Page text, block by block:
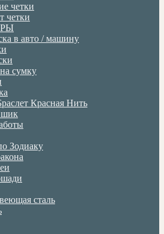
четки
четки
в авто / машину
сумку
Красная Нить
шик
Зодиаку
сталь